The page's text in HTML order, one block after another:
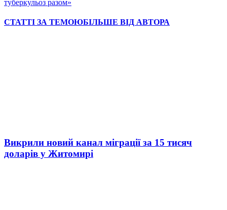
туберкульоз разом»
СТАТТІ ЗА ТЕМОЮБІЛЬШЕ ВІД АВТОРА
Викрили новий канал міграції за 15 тисяч
доларів у Житомирі